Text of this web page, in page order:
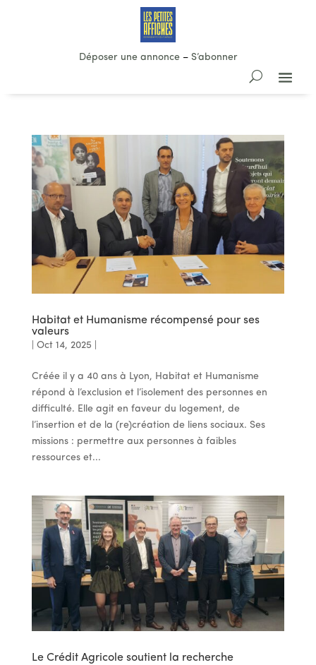
Déposer une annonce– S’abonner
Habitat et Humanisme récompensé pour ses
valeurs
Oct 14, 2025
Créée il y a 40 ans à Lyon, Habitat et Humanisme
répond à l’exclusion et l’isolement des personnes en
difficulté. Elle agit en faveur du logement, de
l’insertion et de la (re)création de liens sociaux. Ses
missions : permettre aux personnes à faibles
ressources et...
Le Crédit Agricole soutient la recherche